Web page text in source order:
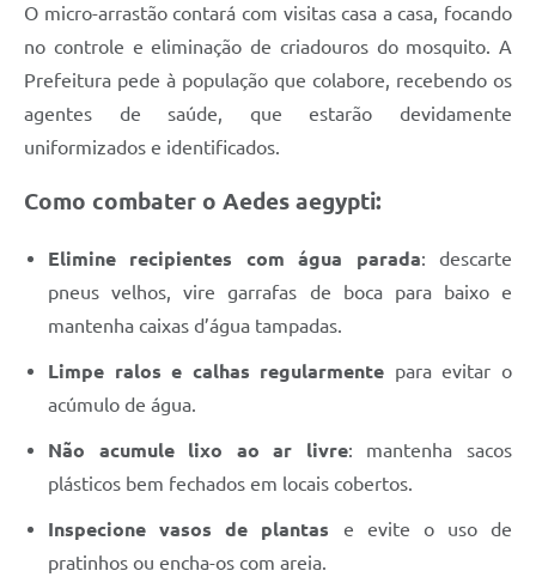
O micro-arrastão contará com visitas casa a casa, focando
no controle e eliminação de criadouros do mosquito. A
Prefeitura pede à população que colabore, recebendo os
agentes de saúde, que estarão devidamente
uniformizados e identificados.
Como combater o Aedes aegypti:
Elimine recipientes com água parada: descarte
pneus velhos, vire garrafas de boca para baixo e
mantenha caixas d’água tampadas.
Limpe ralos e calhas regularmente para evitar o
acúmulo de água.
Não acumule lixo ao ar livre: mantenha sacos
plásticos bem fechados em locais cobertos.
Inspecione vasos de plantas e evite o uso de
pratinhos ou encha-os com areia.